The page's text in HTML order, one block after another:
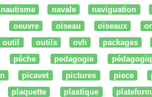
nautisme navale naviguation
oeuvre oiseau oiseaux
outil outils ovh packages
pêche pedagogie
picavet pictures piece
plaquette plastique